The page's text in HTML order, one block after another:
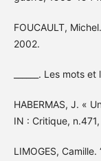
FOUCAULT,
2002.
______. Les mots
HABERMAS, J. «
IN : Critique,
LIMOGES,